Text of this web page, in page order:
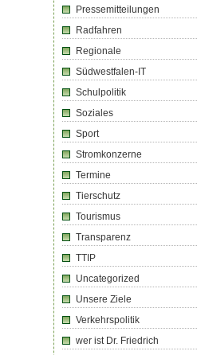
Pressemitteilungen
Radfahren
Regionale
Südwestfalen-IT
Schulpolitik
Soziales
Sport
Stromkonzerne
Termine
Tierschutz
Tourismus
Transparenz
TTIP
Uncategorized
Unsere Ziele
Verkehrspolitik
wer ist Dr. Friedrich